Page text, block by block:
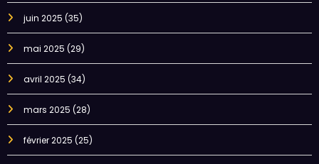
juin 2025 (35)
mai 2025 (29)
avril 2025 (34)
mars 2025 (28)
février 2025 (25)